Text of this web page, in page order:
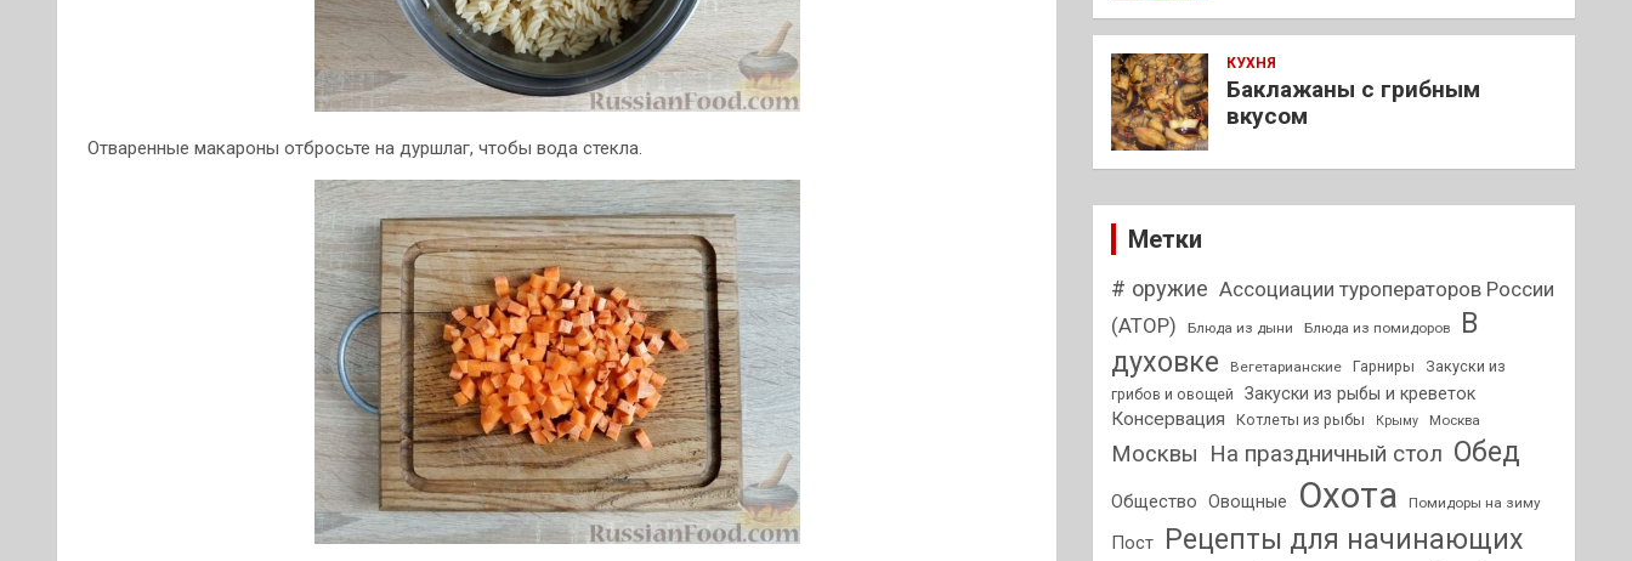
Отваренные макароны отбросьте на дуршлаг, чтобы вода стекла.
КУХНЯ
Баклажаны с грибным
вкусом
Метки
# оружие Ассоциации туроператоров России
(АТОР)
Блюда из дыни Блюда из помидоров
В
духовке
Вегетарианские Гарниры
Закуски из
грибов и овощей
Закуски из рыбы и креветок
Консервация Котлеты из рыбы Крыму Москва
Москвы На праздничный стол Обед
Общество Овощные Охота Помидоры на зиму
Пост Рецепты для начинающих